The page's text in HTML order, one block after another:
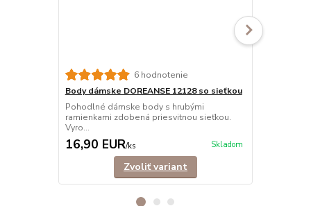
6 hodnotenie
Body dámske DOREANSE 12128 so sieťkou
Pohodlné dámske body s hrubými
ramienkami zdobená priesvitnou sieťkou.
Vyro...
16,90 EUR/ks Skladom
Zvoliť variant